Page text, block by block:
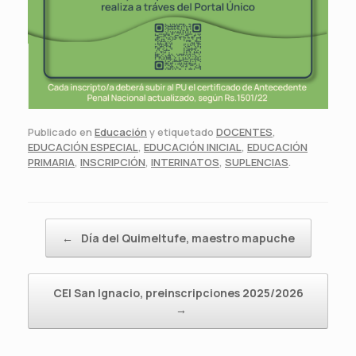
Publicado en Educación y etiquetado DOCENTES,
EDUCACIÓN ESPECIAL, EDUCACIÓN INICIAL, EDUCACIÓN
PRIMARIA, INSCRIPCIÓN, INTERINATOS, SUPLENCIAS.
← Día del Quimeltufe, maestro mapuche
CEI San Ignacio, preinscripciones 2025/2026
→